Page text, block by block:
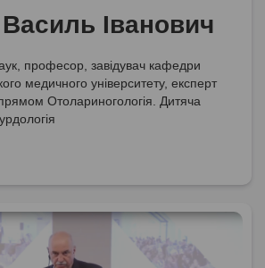
Іванович
професор, завідувач кафедри
медичного університету, експерт
Отолариногологія. Дитяча